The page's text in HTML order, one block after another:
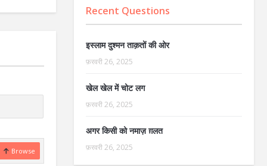
Browse
Recent Questions
इस्लाम दुश्मन ताक़तों की ओर
फ़रवरी 26, 2025
खेल खेल में चोट लग
फ़रवरी 26, 2025
अगर किसी को नमाज़ ग़लत
फ़रवरी 26, 2025